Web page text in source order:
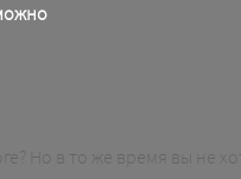
Но в то же время вы не